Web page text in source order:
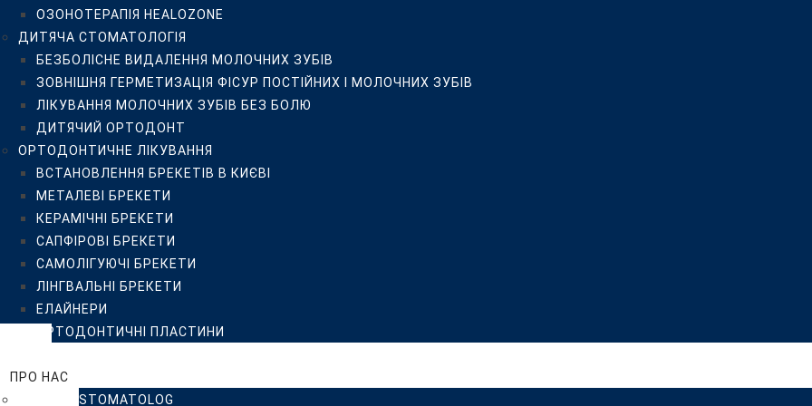
САПФІРОВІ БРЕКЕТИ
САМОЛІГУЮЧІ БРЕКЕТИ
ЛІНГВАЛЬНІ БРЕКЕТИ
ЕЛАЙНЕРИ
ОРТОДОНТИЧНІ ПЛАСТИНИ
ЦІНИ
ПРО НАС
КЛІНІКА ISTOMATOLOG
КОМАНДА
ВІДГУКИ
ПРИКЛАДИ РОБІТ
БЛОГ
FAQ
ПАЦІЄНТУ
РЕКОМЕНДАЦІЇ
РЕКОМЕНДАЦІЇ ПАЦІЄНТУ ДО ТА ПІСЛЯ ДЕНТАЛЬНОЇ ІМПЛАНТАЦІЇ
ОЗОНОТЕРАПІЯ HEALOZONE
ДИТЯЧА СТОМАТОЛОГІЯ
БЕЗБОЛІСНЕ ВИДАЛЕННЯ МОЛОЧНИХ ЗУБІВ
ЗОВНІШНЯ ГЕРМЕТИЗАЦІЯ ФІСУР ПОСТІЙНИХ І МОЛОЧНИХ ЗУБІВ
ЛІКУВАННЯ МОЛОЧНИХ ЗУБІВ БЕЗ БОЛЮ
ДИТЯЧИЙ ОРТОДОНТ
ОРТОДОНТИЧНЕ ЛІКУВАННЯ
ВСТАНОВЛЕННЯ БРЕКЕТІВ В КИЄВІ
МЕТАЛЕВІ БРЕКЕТИ
КЕРАМІЧНІ БРЕКЕТИ
САПФІРОВІ БРЕКЕТИ
САМОЛІГУЮЧІ БРЕКЕТИ
ЛІНГВАЛЬНІ БРЕКЕТИ
ЕЛАЙНЕРИ
ОРТОДОНТИЧНІ ПЛАСТИНИ
ПРО НАС
КЛІНІКА ISTOMATOLOG